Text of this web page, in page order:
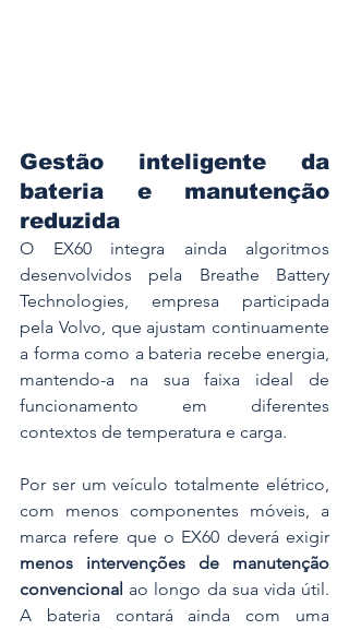
Gestão inteligente da
bateria e manutenção
reduzida
O EX60 integra ainda algoritmos
desenvolvidos pela Breathe Battery
Technologies, empresa participada
pela Volvo, que ajustam continuamente
a forma como a bateria recebe energia,
mantendo-a na sua faixa ideal de
funcionamento em diferentes
contextos de temperatura e carga.
Por ser um veículo totalmente elétrico,
com menos componentes móveis, a
menos intervenções de manutenção
convencional ao longo da sua vida útil.